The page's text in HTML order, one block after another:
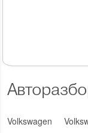
Volkswagen